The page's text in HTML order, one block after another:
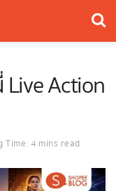
Action
Time: 4 mins read